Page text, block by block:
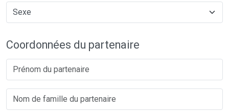
Coordonnées du partenaire